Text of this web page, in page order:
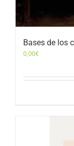
Bases de los
0,00€